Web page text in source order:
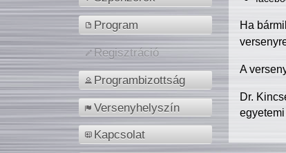
Program
Regisztráció
Programbizottság
Versenyhelyszín
Kapcsolat
Ha
A
Dr.